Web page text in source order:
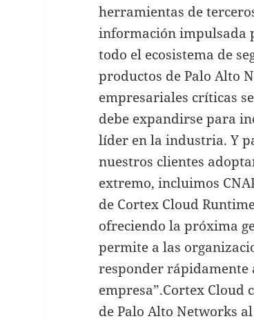
herramientas de
información impulsada
todo el ecosistema de
productos de Palo Alto
empresariales críticas
debe expandirse para
líder en la industria. Y
nuestros clientes
extremo, incluimos
de Cortex Cloud
ofreciendo la próxima
permite a las
responder rápidamente
empresa”.Cortex
de Palo Alto Networks